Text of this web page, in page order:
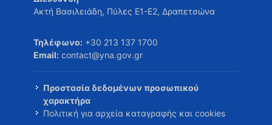
Ακτή Βασιλειάδη, Πύλες Ε1-Ε2, Δραπετσώνα
Τηλέφωνο: +30 213 137 1700
Email: contact@yna.gov.gr
Προστασία δεδομένων προσωπικού
χαρακτήρα
Πολιτική για αρχεία καταγραφής και cookies